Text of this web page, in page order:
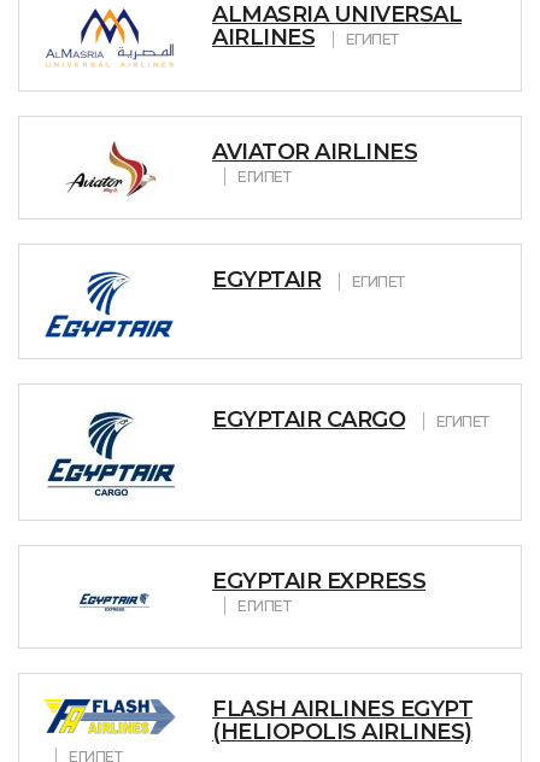
ALMASRIA UNIVERSAL
AIRLINES
ЕГИПЕТ
AVIATOR AIRLINES
ЕГИПЕТ
EGYPTAIR ЕГИПЕТ
EGYPTAIR CARGO ЕГИПЕТ
EGYPTAIR EXPRESS
ЕГИПЕТ
FLASH AIRLINES EGYPT
(HELIOPOLIS AIRLINES)
ЕГИПЕТ